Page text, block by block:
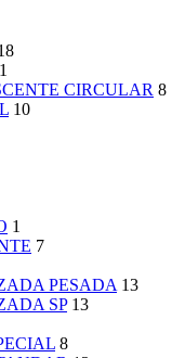
1
CIRCULAR 8
10
1
7
PESADA 13
SP 13
8